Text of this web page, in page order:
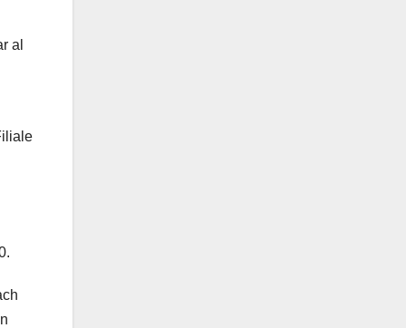
al